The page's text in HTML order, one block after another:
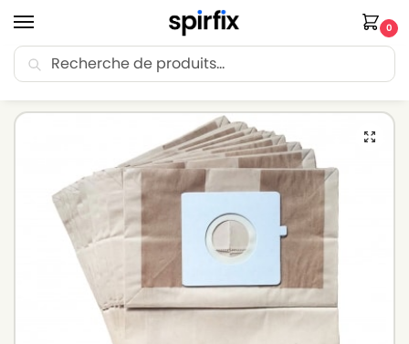
0
🚚 Livraison Point Relais offerte dès 30€ d’achat.